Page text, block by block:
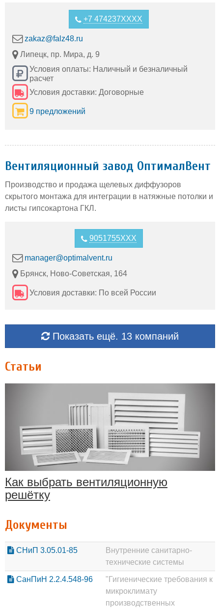
+7 474237XXXX
zakaz@falz48.ru
Липецк, пр. Мира, д. 9
Условия оплаты: Наличный и безналичный
расчет
Условия доставки: Договорные
9 предложений
Вентиляционный завод ОптималВент
Производство и продажа щелевых диффузоров
скрытого монтажа для интеграции в натяжные потолки и
листы гипсокартона ГКЛ.
9051755XXX
manager@optimalvent.ru
Брянск, Ново-Советская, 164
Условия доставки: По всей России
Показать ещё. 13 компаний
Статьи
Как выбрать вентиляционную
решётку
Документы
СНиП 3.05.01-85
Внутренние санитарно-
технические системы
СанПиН 2.2.4.548-96
"Гигиенические требования к
микроклимату
производственных